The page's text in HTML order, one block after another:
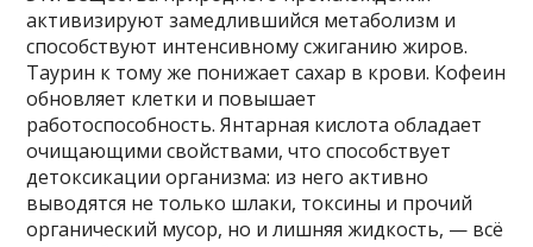
активизируют замедлившийся метаболизм и
способствуют интенсивному сжиганию жиров.
Таурин к тому же понижает сахар в крови. Кофеин
обновляет клетки и повышает
работоспособность. Янтарная кислота обладает
очищающими свойствами, что способствует
детоксикации организма: из него активно
выводятся не только шлаки, токсины и прочий
органический мусор, но и лишняя жидкость, — всё